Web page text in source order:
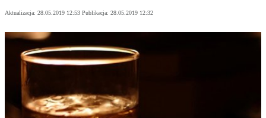
Aktualizacja: 28.05.2019 12:53 Publikacja: 28.05.2019 12:32